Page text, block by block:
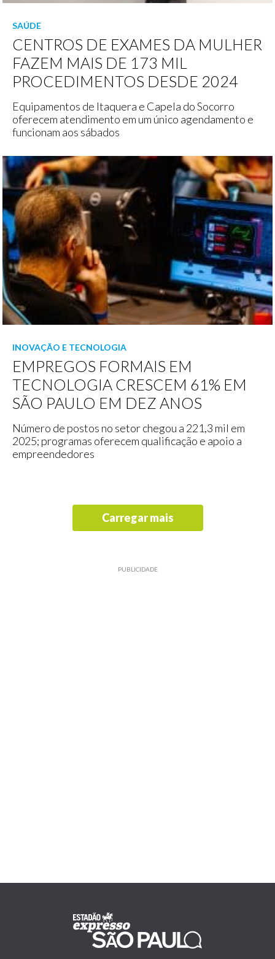
SAÚDE
CENTROS DE EXAMES DA MULHER
FAZEM MAIS DE 173 MIL
PROCEDIMENTOS DESDE 2024
Equipamentos de Itaquera e Capela do Socorro
oferecem atendimento em um único agendamento e
funcionam aos sábados
INOVAÇÃO E TECNOLOGIA
EMPREGOS FORMAIS EM
TECNOLOGIA CRESCEM 61% EM
SÃO PAULO EM DEZ ANOS
Número de postos no setor chegou a 221,3 mil em
2025; programas oferecem qualificação e apoio a
empreendedores
Carregar mais
PUBLICIDADE